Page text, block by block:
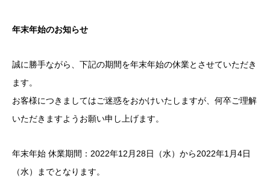
年末年始のお知らせ
誠に勝手ながら、下記の期間を年末年始の休業とさせていただき
ます。
お客様につきましてはご迷惑をおかけいたしますが、何卒ご理解
いただきますようお願い申し上げます。
年末年始 休業期間：2022年12月28日（水）から2022年1月4日
（水）までとなります。